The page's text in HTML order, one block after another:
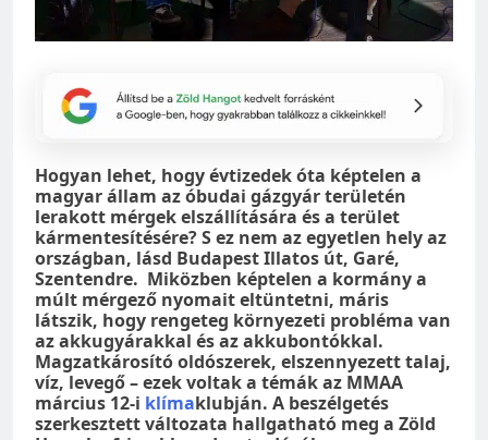
Hogyan lehet, hogy évtizedek óta képtelen a
magyar állam az óbudai gázgyár területén
lerakott mérgek elszállítására és a terület
kármentesítésére? S ez nem az egyetlen hely az
országban, lásd Budapest Illatos út, Garé,
Szentendre. Miközben képtelen a kormány a
múlt mérgező nyomait eltüntetni, máris
látszik, hogy rengeteg környezeti probléma van
az akkugyárakkal és az akkubontókkal.
Magzatkárosító oldószerek, elszennyezett talaj,
víz, levegő – ezek voltak a témák az MMAA
március 12-i klímaklubján. A beszélgetés
szerkesztett változata hallgatható meg a Zöld